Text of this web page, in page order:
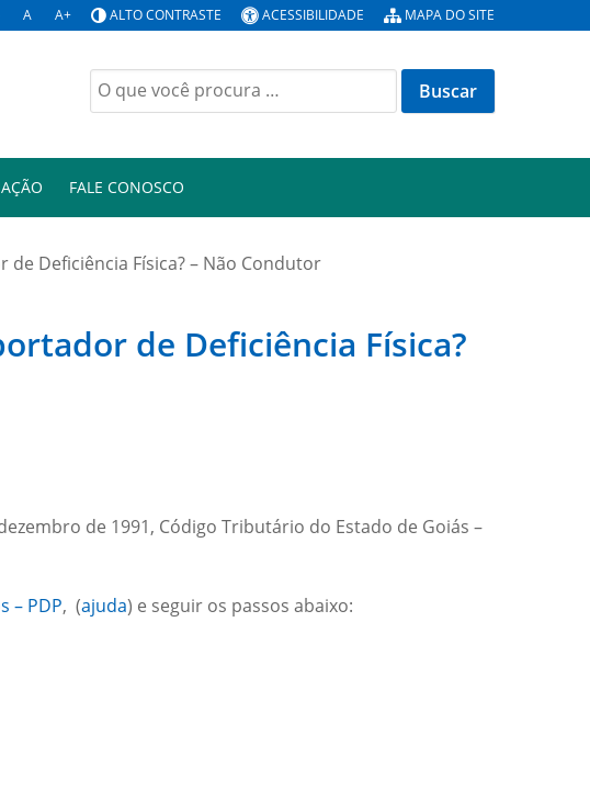
A A+ ALTO CONTRASTE ACESSIBILIDADE MAPA DO SITE
FALE CONOSCO
Deficiência Física? – Não Condutor
de Deficiência Física?
de 1991, Código Tributário do Estado de Goiás –
– PDP, (ajuda) e seguir os passos abaixo: